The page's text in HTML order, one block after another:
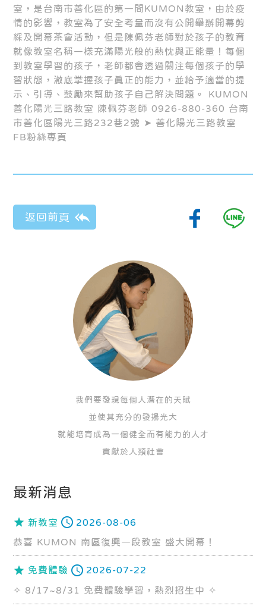
室，是台南市善化區的第一間KUMON教室，由於疫
情的影響，教室為了安全考量而沒有公開舉辦開幕剪
綵及開幕茶會活動，但是陳佩芬老師對於孩子的教育
就像教室名稱一樣充滿陽光般的熱忱與正能量！每個
到教室學習的孩子，老師都會透過關注每個孩子的學
習狀態，澈底掌握孩子真正的能力，並給予適當的提
示、引導、鼓勵來幫助孩子自己解決問題。 KUMON
善化陽光三路教室 陳佩芬老師 0926-880-360 台南
市善化區陽光三路232巷2號 ➤ 善化陽光三路教室
FB粉絲專頁
我們要發現每個人潛在的天賦
並使其充分的發揚光大
就能培育成為一個健全而有能力的人才
貢獻於人類社會
最新消息
新教室 2026-08-06
恭喜 KUMON 南區復興一段教室 盛大開幕！
免費體驗 2026-07-22
✧ 8/17~8/31 免費體驗學習，熱烈招生中 ✧